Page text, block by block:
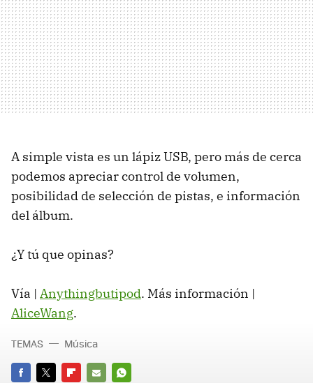
A simple vista es un lápiz USB, pero más de cerca
podemos apreciar control de volumen,
posibilidad de selección de pistas, e información
del álbum.
¿Y tú que opinas?
Vía | Anythingbutipod. Más información |
AliceWang.
TEMAS Música